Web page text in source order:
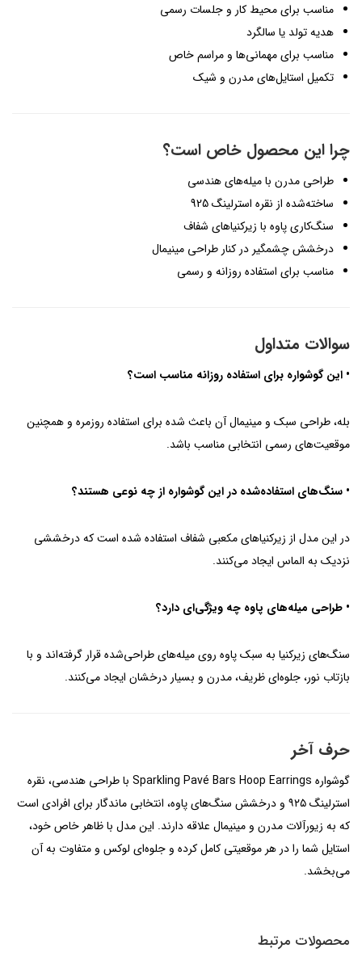
مناسب برای محیط کار و جلسات رسمی
هدیه تولد یا سالگرد
مناسب برای مهمانی‌ها و مراسم خاص
تکمیل استایل‌های مدرن و شیک
چرا این محصول خاص است؟
طراحی مدرن با میله‌های هندسی
ساخته‌شده از نقره استرلینگ 925
سنگ‌کاری پاوه با زیرکنیاهای شفاف
درخشش چشمگیر در کنار طراحی مینیمال
مناسب برای استفاده روزانه و رسمی
سوالات متداول
• این گوشواره برای استفاده روزانه مناسب است؟
بله، طراحی سبک و مینیمال آن باعث شده برای استفاده روزمره و همچنین
موقعیت‌های رسمی انتخابی مناسب باشد.
• سنگ‌های استفاده‌شده در این گوشواره از چه نوعی هستند؟
در این مدل از زیرکنیاهای مکعبی شفاف استفاده شده است که درخششی
نزدیک به الماس ایجاد می‌کنند.
• طراحی میله‌های پاوه چه ویژگی‌ای دارد؟
سنگ‌های زیرکنیا به سبک پاوه روی میله‌های طراحی‌شده قرار گرفته‌اند و با
بازتاب نور، جلوه‌ای ظریف، مدرن و بسیار درخشان ایجاد می‌کنند.
حرف آخر
گوشواره Sparkling Pavé Bars Hoop Earrings با طراحی هندسی، نقره
استرلینگ ۹۲۵ و درخشش سنگ‌های پاوه، انتخابی ماندگار برای افرادی است
که به زیورآلات مدرن و مینیمال علاقه دارند. این مدل با ظاهر خاص خود،
استایل شما را در هر موقعیتی کامل کرده و جلوه‌ای لوکس و متفاوت به آن
می‌بخشد.
محصولات مرتبط